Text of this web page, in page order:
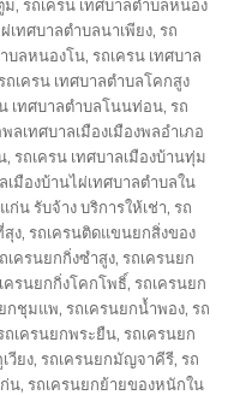
ม,รถเครน เทศบาลตำบลหนอง
เทศบาลตำบลนาเพียง,รถ
บลหนองโน,รถเครน เทศบาล
ถเครน เทศบาลตำบลโคกสูง
เทศบาลตำบลโนนท่อน,รถ
ลเทศบาลเมืองเมืองพลอำเภอ
,รถเครน เทศบาลเมืองบ้านทุ่ม
เมืองบ้านไผ่เทศบาลตำบลใน
ก่น รับจ้าง บริการให้เช่า,รถ
ง,รถเครนติดแขนยกสิ่งของ
เครนยกกิ่งซำสูง,รถเครนยก
ครนยกกิ่งโคกโพธิ์,รถเครนยก
กชุมแพ,รถเครนยกน้ำพอง,รถ
ถเครนยกพระยืน,รถเครนยก
วียง,รถเครนยกมัญจาคีรี,รถ
น,รถเครนยกย้ายของหนักใน